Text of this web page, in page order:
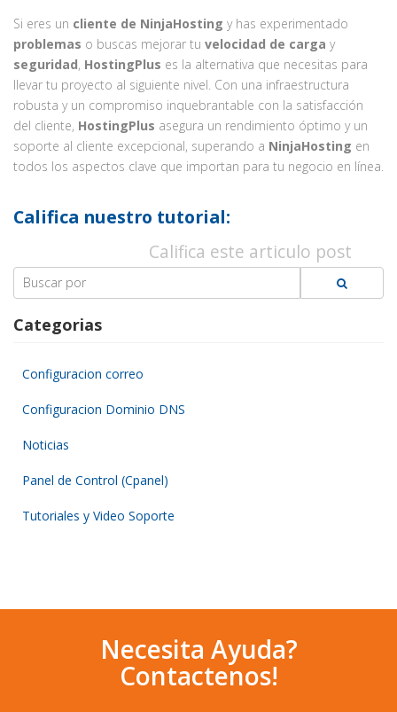
Si eres un cliente de NinjaHosting y has experimentado
problemas o buscas mejorar tu velocidad de carga y
seguridad, HostingPlus es la alternativa que necesitas para
llevar tu proyecto al siguiente nivel. Con una infraestructura
robusta y un compromiso inquebrantable con la satisfacción
del cliente, HostingPlus asegura un rendimiento óptimo y un
soporte al cliente excepcional, superando a NinjaHosting en
todos los aspectos clave que importan para tu negocio en línea.
Califica nuestro tutorial:
Califica este articulo post
Search
for:
Categorias
Configuracion correo
Configuracion Dominio DNS
Noticias
Panel de Control (Cpanel)
Tutoriales y Video Soporte
Necesita Ayuda?
Contactenos!